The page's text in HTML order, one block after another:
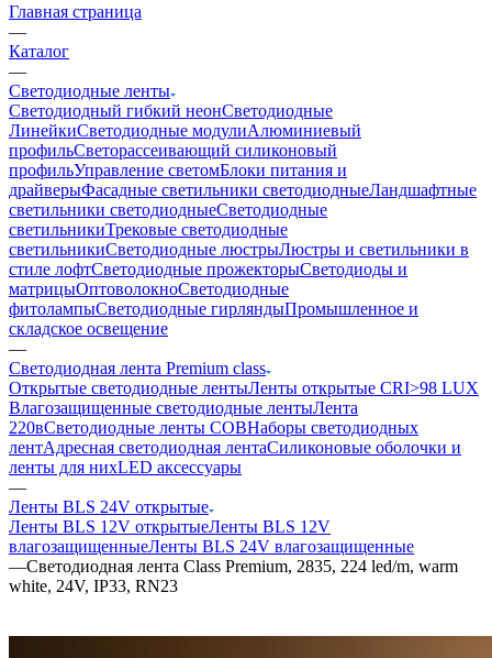
Главная страница
—
Каталог
—
Светодиодные ленты
Светодиодный гибкий неонСветодиодные
ЛинейкиСветодиодные модулиАлюминиевый
профильСветорассеивающий силиконовый
профильУправление светомБлоки питания и
драйверыФасадные светильники светодиодныеЛандшафтные
светильники светодиодныеСветодиодные
светильникиТрековые светодиодные
светильникиСветодиодные люстрыЛюстры и светильники в
стиле лофтСветодиодные прожекторыСветодиоды и
матрицыОптоволокноСветодиодные
фитолампыСветодиодные гирляндыПромышленное и
складское освещение
—
Светодиодная лента Premium class
Открытые светодиодные лентыЛенты открытые CRI>98 LUX
Влагозащищенные светодиодные лентыЛента
220вСветодиодные ленты COBНаборы светодиодных
лентАдресная светодиодная лентаСиликоновые оболочки и
ленты для нихLED аксессуары
—
Ленты BLS 24V открытые
Ленты BLS 12V открытыеЛенты BLS 12V
влагозащищенныеЛенты BLS 24V влагозащищенные
—Светодиодная лента Class Premium, 2835, 224 led/m, warm
white, 24V, IP33, RN23